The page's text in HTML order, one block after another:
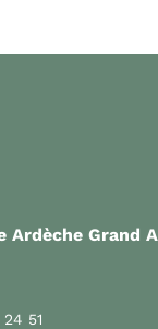
Ardèche Grand
51